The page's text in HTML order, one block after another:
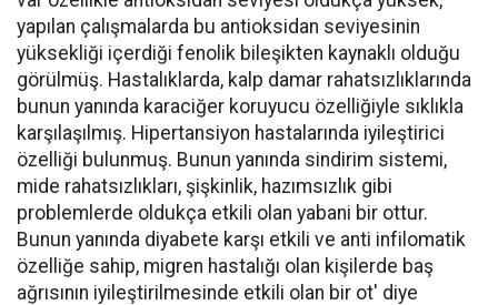
yapılan çalışmalarda bu antioksidan seviyesinin
yüksekliği içerdiği fenolik bileşikten kaynaklı olduğu
görülmüş. Hastalıklarda, kalp damar rahatsızlıklarında
bunun yanında karaciğer koruyucu özelliğiyle sıklıkla
karşılaşılmış. Hipertansiyon hastalarında iyileştirici
özelliği bulunmuş. Bunun yanında sindirim sistemi,
mide rahatsızlıkları, şişkinlik, hazımsızlık gibi
problemlerde oldukça etkili olan yabani bir ottur.
Bunun yanında diyabete karşı etkili ve anti infilomatik
özelliğe sahip, migren hastalığı olan kişilerde baş
ağrısının iyileştirilmesinde etkili olan bir ot' diye